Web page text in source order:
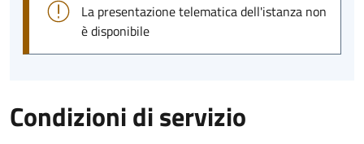
La presentazione telematica dell'istanza non
è disponibile
Condizioni di servizio